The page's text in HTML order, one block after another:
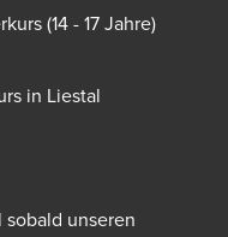
(14 - 17 Jahre)
in Liestal
unseren